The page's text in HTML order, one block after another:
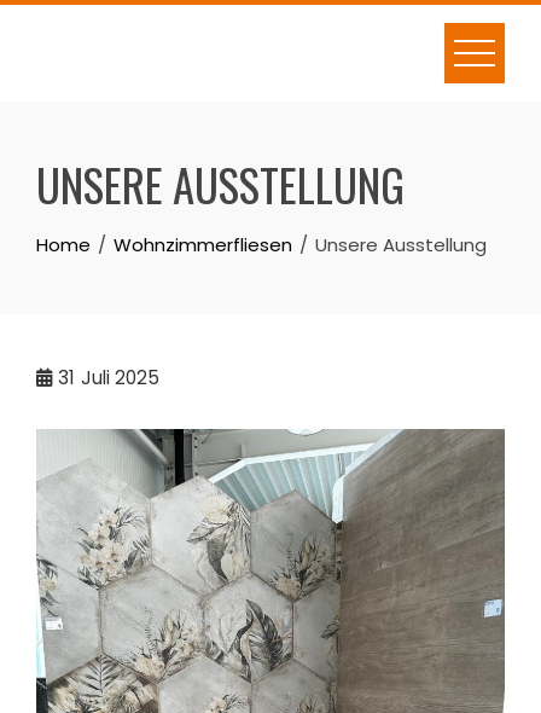
Skip
UNSERE AUSSTELLUNG
Home Wohnzimmerfliesen Unsere Ausstellung
31 Juli 2025